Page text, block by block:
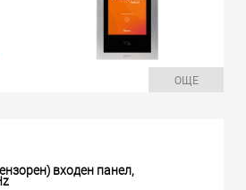
ОЩЕ
входен панел,